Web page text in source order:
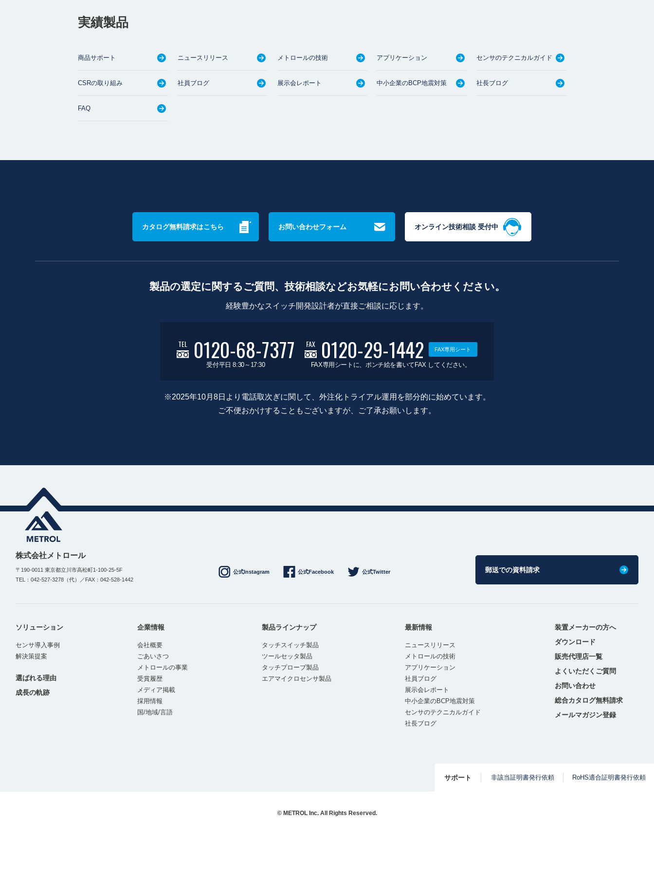
実績製品
商品サポート ニュースリリース メトロールの技術 アプリケーション センサのテクニカルガイド
CSRの取り組み 社員ブログ 展示会レポート 中小企業のBCP地震対策 社長ブログ
FAQ
カタログ無料請求はこちら お問い合わせフォーム オンライン技術相談 受付中
製品の選定に関するご質問、技術相談などお気軽にお問い合わせください。
経験豊かなスイッチ開発設計者が直接ご相談に応じます。
TEL 0120-68-7377
受付平日 8:30～17:30
FAX 0120-29-1442 FAX専用シート
FAX専用シートに、ポンチ絵を書いてFAX してください。
※2025年10月8日より電話取次ぎに関して、外注化トライアル運用を部分的に始めています。
ご不便おかけすることもございますが、ご了承お願いします。
株式会社メトロール
〒190-0011 東京都立川市高松町1-100-25-5F
TEL：042-527-3278（代）／FAX：042-528-1442
公式Instagram 公式Facebook 公式Twitter 郵送での資料請求
ソリューション
センサ導入事例
解決策提案
選ばれる理由
成長の軌跡
企業情報
会社概要
ごあいさつ
メトロールの事業
受賞履歴
メディア掲載
採用情報
国/地域/言語
製品ラインナップ
タッチスイッチ製品
ツールセッタ製品
タッチプローブ製品
エアマイクロセンサ製品
最新情報
ニュースリリース
メトロールの技術
アプリケーション
社員ブログ
展示会レポート
中小企業のBCP地震対策
センサのテクニカルガイド
社長ブログ
装置メーカーの方へ
ダウンロード
販売代理店一覧
よくいただくご質問
お問い合わせ
総合カタログ無料請求
メールマガジン登録
サポート 非該当証明書発行依頼 RoHS適合証明書発行依頼
© METROL Inc. All Rights Reserved.